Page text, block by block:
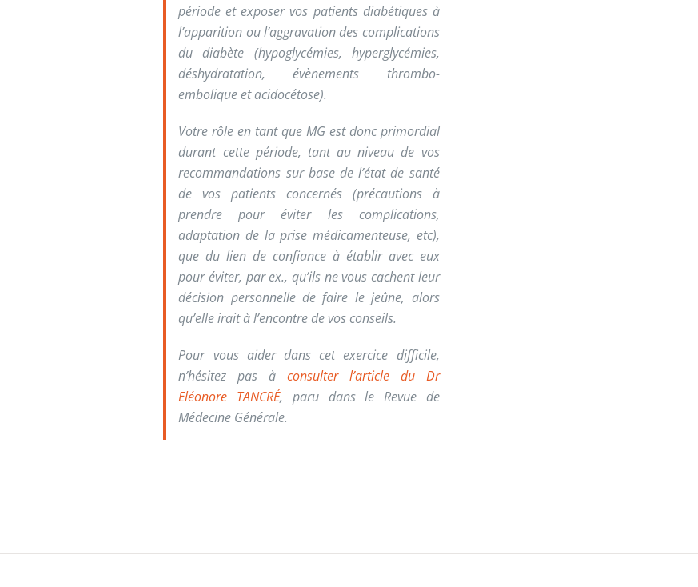
période et exposer vos patients diabétiques à
l’apparition ou l’aggravation des complications
du diabète (hypoglycémies, hyperglycémies,
déshydratation, évènements thrombo-
embolique et acidocétose).
Votre rôle en tant que MG est donc primordial
durant cette période, tant au niveau de vos
recommandations sur base de l’état de santé
de vos patients concernés (précautions à
prendre pour éviter les complications,
adaptation de la prise médicamenteuse, etc),
que du lien de confiance à établir avec eux
pour éviter, par ex., qu’ils ne vous cachent leur
décision personnelle de faire le jeûne, alors
qu’elle irait à l’encontre de vos conseils.
Pour vous aider dans cet exercice difficile,
n’hésitez pas à consulter l’article du Dr
Eléonore TANCRÉ, paru dans le Revue de
Médecine Générale.